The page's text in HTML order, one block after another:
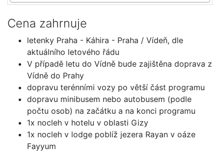
Cena zahrnuje
letenky Praha - Káhira - Praha / Vídeň, dle
aktuálního letového řádu
V případě letu do Vídně bude zajištěna doprava z
Vídně do Prahy
dopravu terénními vozy po větší část programu
dopravu minibusem nebo autobusem (podle
počtu osob) na začátku a na konci programu
1x nocleh v hotelu v oblasti Gizy
1x nocleh v lodge poblíž jezera Rayan v oáze
Fayyum